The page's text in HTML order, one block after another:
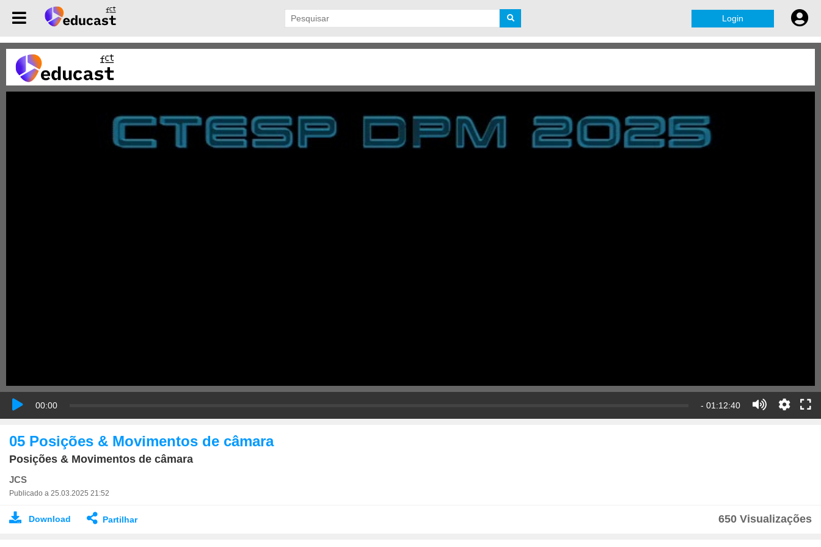
Login
00:00 - 01:12:40
05 Posições & Movimentos de câmara
Posições & Movimentos de câmara
JCS
Publicado a 25.03.2025 21:52
Download Partilhar 650 Visualizações